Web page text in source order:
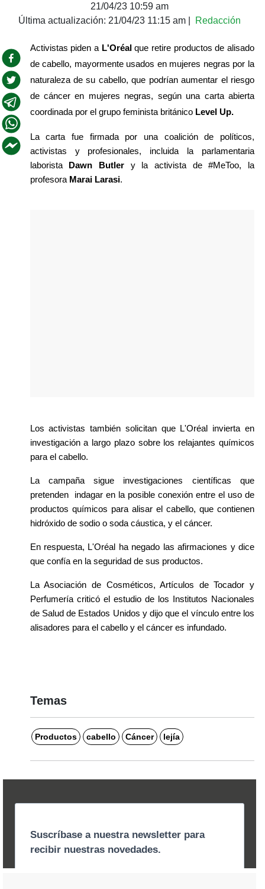
21/04/23 10:59 am
Última actualización: 21/04/23 11:15 am Redacción
Activistas piden a L'Oréal que retire productos de alisado
de cabello, mayormente usados en mujeres negras por la
naturaleza de su cabello, que podrían aumentar el riesgo
de cáncer en mujeres negras, según una carta abierta
coordinada por el grupo feminista británico Level Up.
La carta fue firmada por una coalición de políticos,
activistas y profesionales, incluida la parlamentaria
laborista
Dawn Butler y la activista de #MeToo, la
profesora Marai Larasi.
Los activistas también solicitan que L'Oréal invierta en
investigación a largo plazo sobre los relajantes químicos
para el cabello.
La campaña sigue investigaciones científicas que
pretenden  indagar en la posible conexión entre el uso de
productos químicos para alisar el cabello, que contienen
hidróxido de sodio o soda cáustica, y el cáncer.
En respuesta, L'Oréal ha negado las afirmaciones y dice
que confía en la seguridad de sus productos.
La Asociación de Cosméticos, Artículos de Tocador y
Perfumería criticó el estudio de los Institutos Nacionales
de Salud de Estados Unidos y dijo que el vínculo entre los
alisadores para el cabello y el cáncer es infundado.
Temas
Productos cabello Cáncer lejía